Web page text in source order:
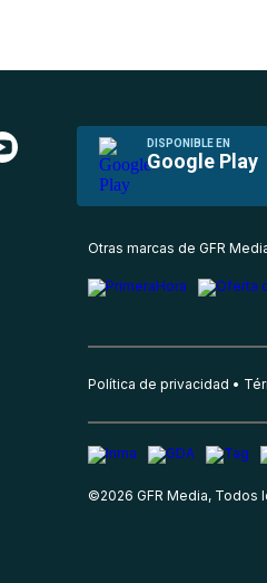
DISPONIBLE EN
Google Play
Otras marcas de GFR
Política de privacidad
©2026 GFR Media, Todos